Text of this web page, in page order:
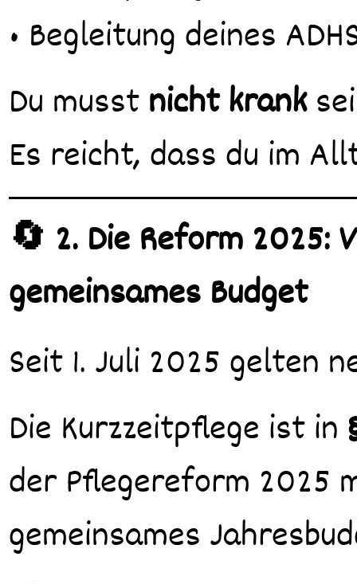
• Begleitung deines
Du musstnicht krank
Es reicht, dass du im
🔄 2. Die Reform 2025:
gemeinsames Budget
Seit 1. Juli 2025 gelten
Die Kurzzeitpflege ist in
der Pflegereform 2025
gemeinsames